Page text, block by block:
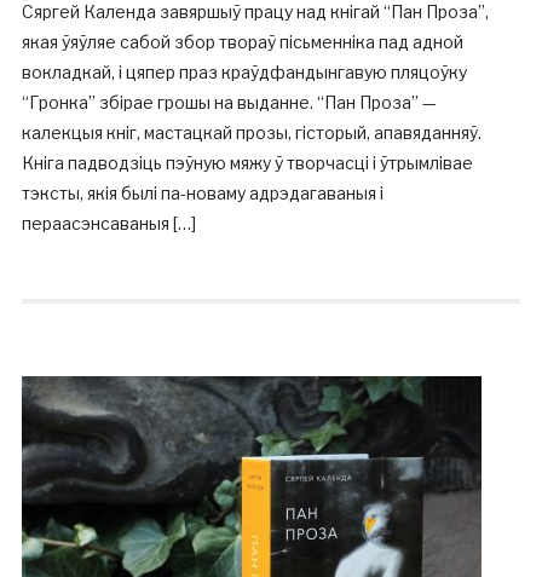
Сяргей Календа завяршыў працу над кнігай “Пан Проза”,
якая ўяўляе сабой збор твораў пісьменніка пад адной
вокладкай, і цяпер праз краўдфандынгавую пляцоўку
“Гронка” збірае грошы на выданне. “Пан Проза” —
калекцыя кніг, мастацкай прозы, гісторый, апавяданняў.
Кніга падводзіць пэўную мяжу ў творчасці і ўтрымлівае
тэксты, якія былі па-новаму адрэдагаваныя і
пераасэнсаваныя […]